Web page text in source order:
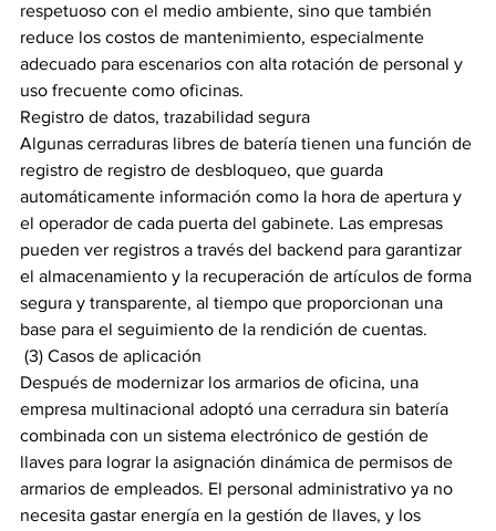
respetuoso con el medio ambiente, sino que también
reduce los costos de mantenimiento, especialmente
adecuado para escenarios con alta rotación de personal y
uso frecuente como oficinas.  ​
Registro de datos, trazabilidad segura
Algunas cerraduras libres de batería tienen una función de
registro de registro de desbloqueo, que guarda
automáticamente información como la hora de apertura y
el operador de cada puerta del gabinete. Las empresas
pueden ver registros a través del backend para garantizar
el almacenamiento y la recuperación de artículos de forma
segura y transparente, al tiempo que proporcionan una
base para el seguimiento de la rendición de cuentas.
(3) Casos de aplicación
Después de modernizar los armarios de oficina, una
empresa multinacional adoptó una cerradura sin batería
combinada con un sistema electrónico de gestión de
llaves para lograr la asignación dinámica de permisos de
armarios de empleados. El personal administrativo ya no
necesita gastar energía en la gestión de llaves, y los